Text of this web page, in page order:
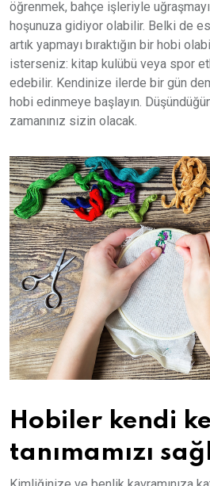
öğrenmek, bahçe işleriyle
hoşunuza gidiyor olabilir. Belki de
artık yapmayı bıraktığın bir hobi
isterseniz: kitap kulübü veya spor
edebilir. Kendinize ilerde bir gün
hobi edinmeye başlayın.
zamanınız sizin olacak.
Hobiler kendi
tanımamızı